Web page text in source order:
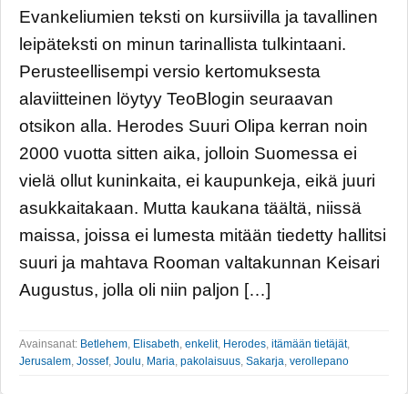
Evankeliumien teksti on kursiivilla ja tavallinen
leipäteksti on minun tarinallista tulkintaani.
Perusteellisempi versio kertomuksesta
alaviitteinen löytyy TeoBlogin seuraavan
otsikon alla. Herodes Suuri Olipa kerran noin
2000 vuotta sitten aika, jolloin Suomessa ei
vielä ollut kuninkaita, ei kaupunkeja, eikä juuri
asukkaitakaan. Mutta kaukana täältä, niissä
maissa, joissa ei lumesta mitään tiedetty hallitsi
suuri ja mahtava Rooman valtakunnan Keisari
Augustus, jolla oli niin paljon […]
Avainsanat: Betlehem Elisabeth enkelit, Herodes itämään tietäjät,
Jerusalem Jossef, Joulu Maria pakolaisuus Sakarja verollepano